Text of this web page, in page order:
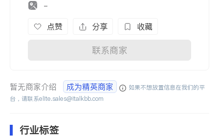
-
点赞 分享 收藏
联系商家
暂无商家介绍 成为精英商家
如果不想放置信息在我们的平
台，请联系elite.sales@italkbb.com
行业标签